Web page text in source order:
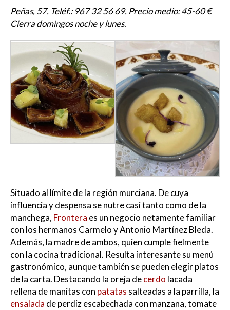
Peñas, 57. Teléf.: 967 32 56 69. Precio medio: 45-60 €
Cierra domingos noche y lunes.
Situado al límite de la región murciana. De cuya
influencia y despensa se nutre casi tanto como de la
manchega, Frontera es un negocio netamente familiar
con los hermanos Carmelo y Antonio Martínez Bleda.
Además, la madre de ambos, quien cumple fielmente
con la cocina tradicional. Resulta interesante su menú
gastronómico, aunque también se pueden elegir platos
de la carta. Destacando la oreja decerdo lacada
rellena de manitas con patatas salteadas a la parrilla, la
ensalada de perdiz escabechada con manzana, tomate